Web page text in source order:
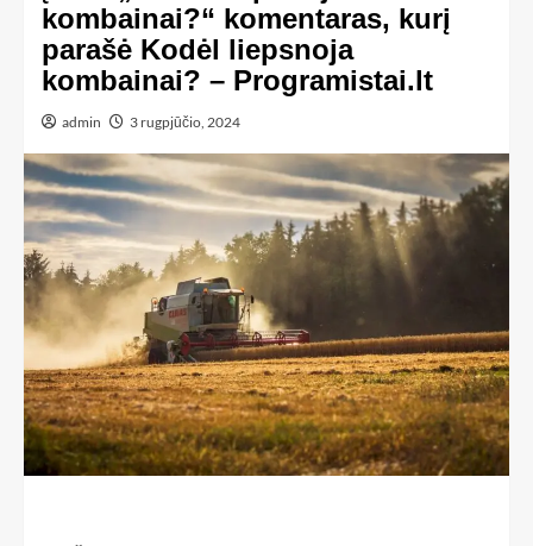
kombainai?“ komentaras, kurį
parašė Kodėl liepsnoja
kombainai? – Programistai.lt
admin 3 rugpjūčio, 2024